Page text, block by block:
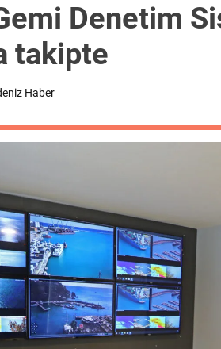
Denetim
takipte
Haber